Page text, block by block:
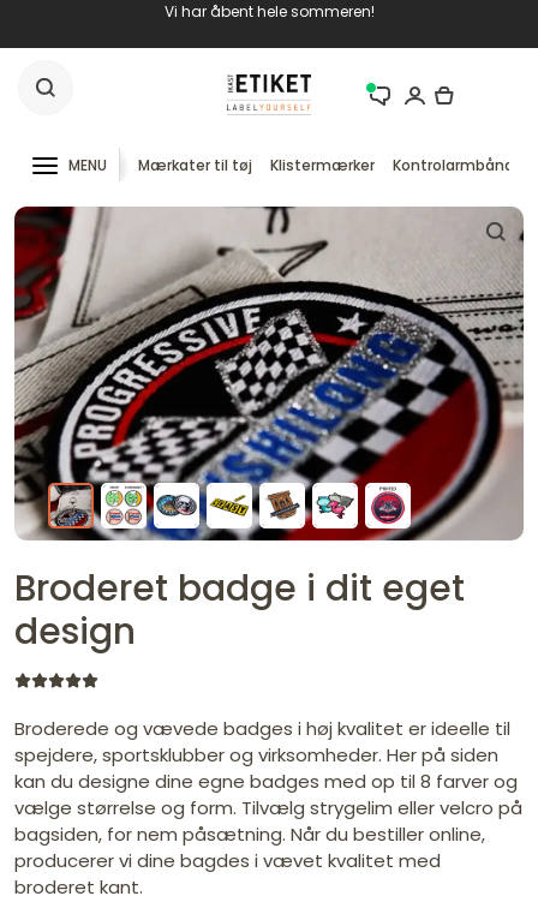
Vi har åbent hele sommeren!
MENU Mærkater til tøj Klistermærker Kontrolarmbånd
Broderet badge i dit eget
design
Broderede og vævede badges i høj kvalitet er ideelle til
spejdere, sportsklubber og virksomheder. Her på siden
kan du designe dine egne badges med op til 8 farver og
vælge størrelse og form. Tilvælg strygelim eller velcro på
bagsiden, for nem påsætning. Når du bestiller online,
producerer vi dine bagdes i vævet kvalitet med
broderet kant.